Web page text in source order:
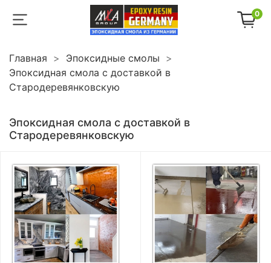
0
Главная
Эпоксидные смолы
Эпоксидная смола с доставкой в
Стародеревянковскую
Эпоксидная смола с доставкой в
Стародеревянковскую